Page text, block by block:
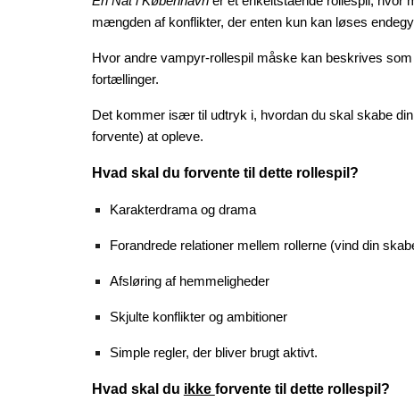
mængden af konflikter, der enten kun kan løses
Hvor andre vampyr-rollespil måske kan beskrives
fortællinger.
Det kommer især til udtryk i, hvordan du skal skabe
forvente) at opleve.
Hvad skal du forvente til dette rollespil?
Karakterdrama og drama
Forandrede relationer mellem rollerne (vind din
Afsløring af hemmeligheder
Skjulte konflikter og ambitioner
Simple regler, der bliver brugt aktivt.
Hvad skal du ikke forvente til dette rollespil?